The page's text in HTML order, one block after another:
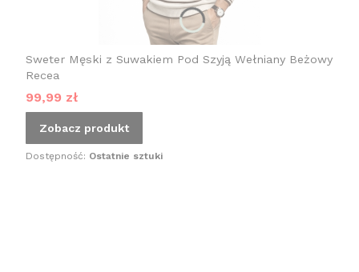
Sweter Męski z Suwakiem Pod Szyją Wełniany Beżowy
Recea
Cena promocyjna
99,99 zł
Zobacz produkt
Dostępność: Ostatnie sztuki